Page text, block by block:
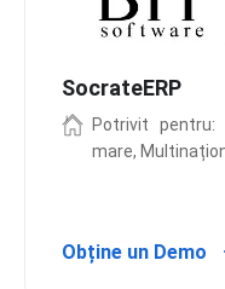
SocrateERP
Potrivit pentru:
mare,
Obține un Demo